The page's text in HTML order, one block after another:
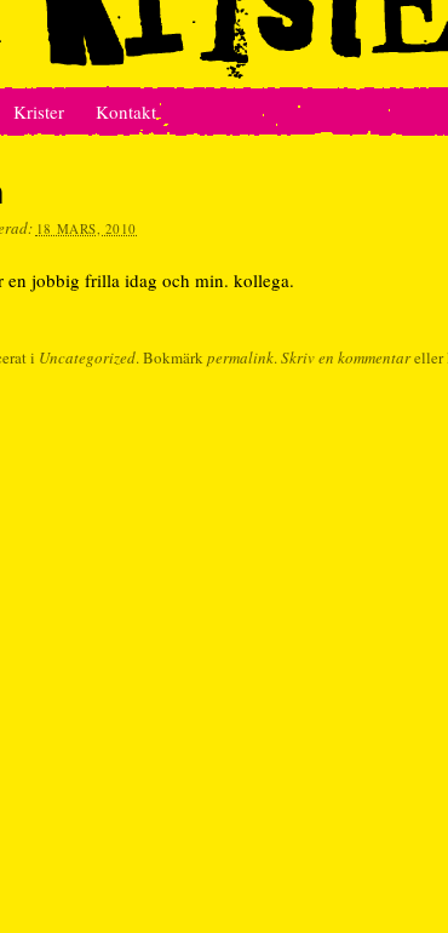
Krister Kontakt
18 MARS, 2010
en jobbig frilla idag och min. kollega.
i Uncategorized. Bokmärkpermalink.Skriv en kommentareller